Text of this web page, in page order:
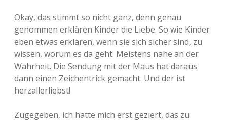
kfmw.stuff
Kopfkinomusik
Nur mal so
Visuelles
Adventskalender Dropdown-
Menü
öffnen
Adventskalender 2010
Adventskalender 2011
Adventskalender 2013
facebook
instagram
rsssoundcloud
vimeoBluesky
Okay, das stimmt so nicht ganz, denn genau
genommen erklären Kinder die Liebe. So wie Kinder
eben etwas erklären, wenn sie sich sicher sind, zu
wissen, worum es da geht. Meistens nahe an der
Wahrheit. Die Sendung mit der Maus hat daraus
dann einen Zeichentrick gemacht. Und der ist
herzallerliebst!
Zugegeben, ich hatte mich erst geziert, das zu